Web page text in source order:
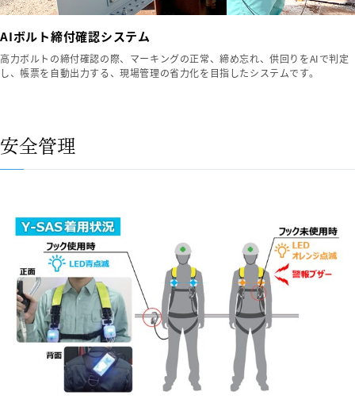
AIボルト締付確認システム
高力ボルトの締付確認の際、マーキングの正常、締め忘れ、供回りをAIで判定
し、帳票を自動出力する、現場管理の省力化を目指したシステムです。
安全管理